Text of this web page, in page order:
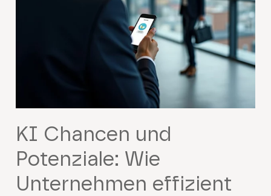
KI Chancen und
Potenziale: Wie
Unternehmen effizient